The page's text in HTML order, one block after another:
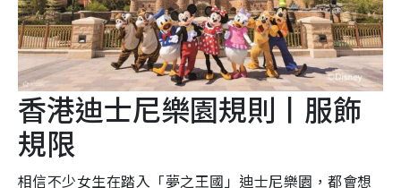
香港迪士尼樂園規則丨服飾
規限
相信不少女生在踏入「夢之王國」迪士尼樂園，都會想